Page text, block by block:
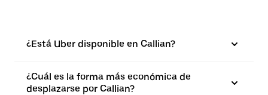
¿Está Uber disponible en Callian?
¿Cuál es la forma más económica de
desplazarse por Callian?